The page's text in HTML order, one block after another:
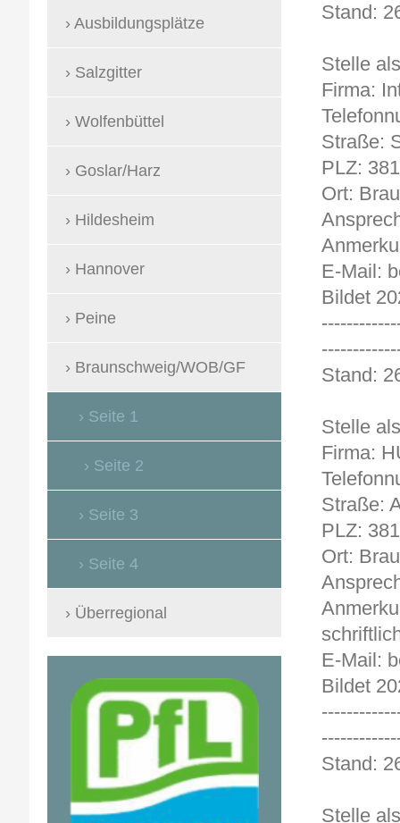
Stelle
Firma:
Straße:
PLZ:
Ort:
E-Mail:
Bildet
Stelle
Firma:
Straße:
PLZ:
Ort:
E-Mail:
Bildet
Stelle
Ausbildungsplätze
Salzgitter
Wolfenbüttel
Goslar/Harz
Hildesheim
Hannover
Peine
Braunschweig/WOB/GF
Seite 1
Seite 2
Seite 3
Seite 4
Überregional